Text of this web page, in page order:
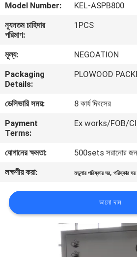
কারখানা
পরিদর্শন
গুণমান
নিয়ন্ত্রণ
আমাদের
সাথে
খবর
মামলা
Model Number:
KEL-ASPB800
ন্যূনতম চাহিদার
পরিমাণ:
1PCS
মূল্য:
NEGOATION
Packaging
Details:
PLOWOOD
ডেলিভারি সময়:
8 কার্য দিবসের
Payment
Terms:
Ex works/FOB/
যোগানের ক্ষমতা:
500sets সরানোর
লক্ষণীয় করা:
মডুলার পরিষ্কার ঘর,পরিষ্কার ঘর
ভালো দাম